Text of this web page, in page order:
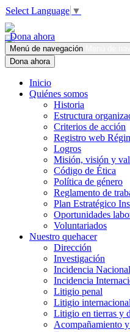
Select Language ▼
Dona ahora
Menú de navegación
Dona ahora
Inicio
Quiénes somos
Historia
Estructura
Criterios de acción
Registro web
Logros
Misión, visión y
Código de Ética
Política de género
Reglamento de
Plan Estratégico
Oportunidades
Voluntariados
Nuestro quehacer
Dirección
Investigación
Incidencia Nacional
Incidencia
Litigio penal
Litigio
Litigio en tierras y
Acompañamiento